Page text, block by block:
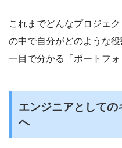
これまでどんなプロジェ
の中で自分がどのような
一目で分かる「ポートフ
エンジニアとして
へ